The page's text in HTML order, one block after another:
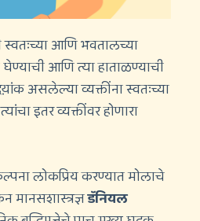
स्वतःच्या आणि भवतालच्या
आणि त्या हाताळण्याची
असलेल्या व्यक्तींना स्वतःच्या
इतर व्यक्तींवर होणारा
लोकप्रिय करण्यात मोलाचे
मानसशास्त्रज्ञडॅनियल